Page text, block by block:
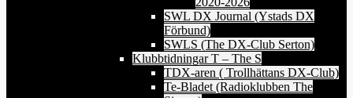
SWL DX Journal (Ystads DX
Förbund)
SWLS (The DX-Club Serton)
Klubbtidningar T – The S
TDX-aren ( Trollhättans DX-Club)
Te-Bladet (Radioklubben The